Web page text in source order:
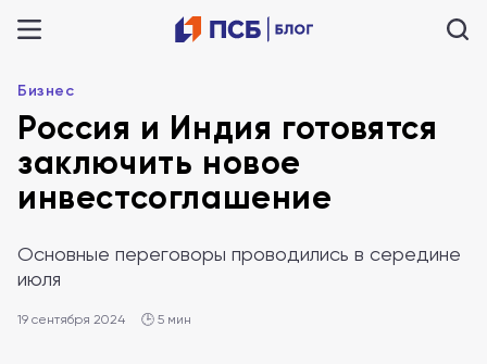
Бизнес
Россия и Индия готовятся
заключить новое
инвестсоглашение
Основные переговоры проводились в середине
июля
19 сентября 2024 🕒 5 мин